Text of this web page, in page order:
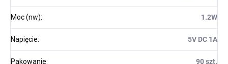
Moc (nw): 1.2W
Napięcie: 5V DC 1A
Pakowanie: 90 szt.